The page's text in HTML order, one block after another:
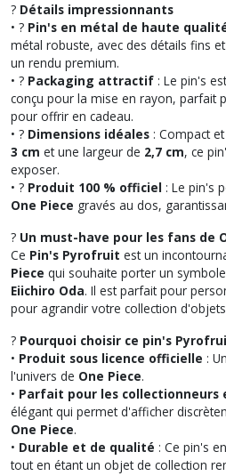
? Détails impressionnants
• ?️ Pin's en métal de haute
métal robuste, avec des détails fins
un rendu premium.
• ? Packaging attractif : Le pin's
conçu pour la mise en rayon, parfait
pour offrir en cadeau.
• ? Dimensions idéales : Compact
3 cm et une largeur de 2,7 cm, ce
exposer.
• ?️ Produit 100 % officiel : Le pin's
One Piece gravés au dos,
? Un must-have pour les fans de
Ce Pin's Pyrofruit est un
Piece qui souhaite porter un
Eiichiro Oda. Il est parfait pour
pour agrandir votre collection
? Pourquoi choisir ce pin's
• Produit sous licence officielle :
l'univers de One Piece.
• Parfait pour les collectionneurs
élégant qui permet d'afficher
One Piece.
• Durable et de qualité : Ce pin's
tout en étant un objet de collection